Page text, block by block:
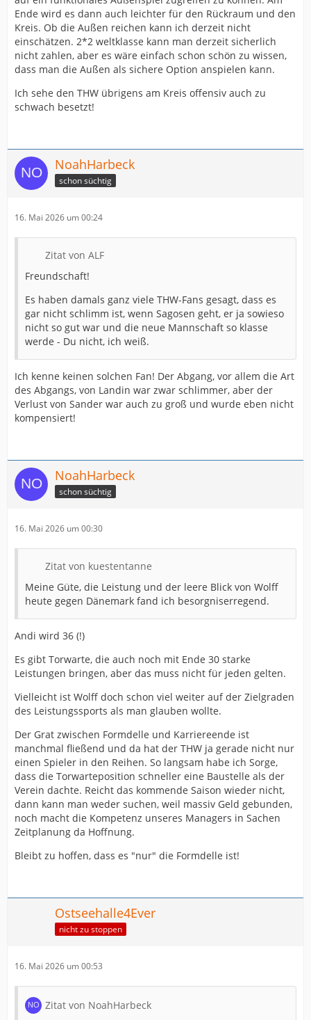
Ende wird es dann auch leichter für den Rückraum und den
Kreis. Ob die Außen reichen kann ich derzeit nicht
einschätzen. 2*2 weltklasse kann man derzeit sicherlich
nicht zahlen, aber es wäre einfach schon schön zu wissen,
dass man die Außen als sichere Option anspielen kann.
Ich sehe den THW übrigens am Kreis offensiv auch zu
schwach besetzt!
NoahHarbeck
schon süchtig
16. Mai 2026 um 00:24
Zitat von ALF
Freundschaft!
Es haben damals ganz viele THW-Fans gesagt, dass es
gar nicht schlimm ist, wenn Sagosen geht, er ja sowieso
nicht so gut war und die neue Mannschaft so klasse
werde - Du nicht, ich weiß.
Ich kenne keinen solchen Fan! Der Abgang, vor allem die Art
des Abgangs, von Landin war zwar schlimmer, aber der
Verlust von Sander war auch zu groß und wurde eben nicht
kompensiert!
NoahHarbeck
schon süchtig
16. Mai 2026 um 00:30
Zitat von kuestentanne
Meine Güte, die Leistung und der leere Blick von Wolff
heute gegen Dänemark fand ich besorgniserregend.
Andi wird 36 (!)
Es gibt Torwarte, die auch noch mit Ende 30 starke
Leistungen bringen, aber das muss nicht für jeden gelten.
Vielleicht ist Wolff doch schon viel weiter auf der Zielgraden
des Leistungssports als man glauben wollte.
Der Grat zwischen Formdelle und Karriereende ist
manchmal fließend und da hat der THW ja gerade nicht nur
einen Spieler in den Reihen. So langsam habe ich Sorge,
dass die Torwarteposition schneller eine Baustelle als der
Verein dachte. Reicht das kommende Saison wieder nicht,
dann kann man weder suchen, weil massiv Geld gebunden,
noch macht die Kompetenz unseres Managers in Sachen
Zeitplanung da Hoffnung.
Bleibt zu hoffen, dass es "nur" die Formdelle ist!
Ostseehalle4Ever
nicht zu stoppen
16. Mai 2026 um 00:53
Zitat von NoahHarbeck